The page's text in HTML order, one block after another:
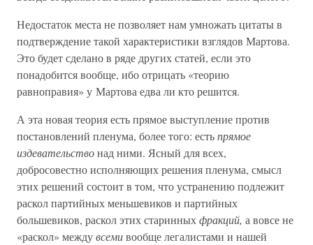
Недостаток места не позволяет нам умножать цитаты в
подтверждение такой характеристики взглядов Мартова.
Это будет сделано в ряде других статей, если это
понадобится вообще, ибо отрицать «теорию
равноправия» у Мартова едва ли кто решится.
А эта новая теория есть прямое выступление против
постановлений пленума, более того: естьпрямое
издевательствонад ними. Ясный для всех,
добросовестно исполняющих решения пленума, смысл
этих решений состоит в том, что устранению подлежит
раскол партийных меньшевиков и партийных
большевиков, раскол этих старинныхфракций, а вовсе не
«раскол» междувсемивообще легалистами и нашей